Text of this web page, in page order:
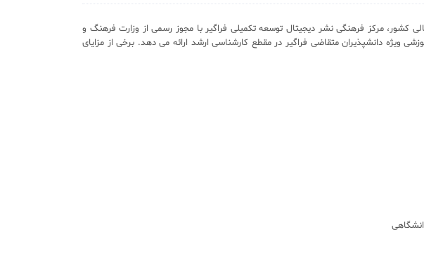
کشور، مرکز فرهنگی نشر دیجیتال توسعه تکمیلی فراگیر با مجوز رسمی از وزارت فرهنگ و
ویژه دانشپذیران متقاضی فراگیر در مقطع کارشناسی ارشد ارائه می دهد. برخی از مزایای